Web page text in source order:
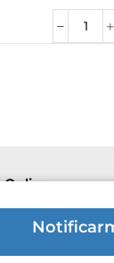
Online
8hs a 16hs |
3426 50-5446